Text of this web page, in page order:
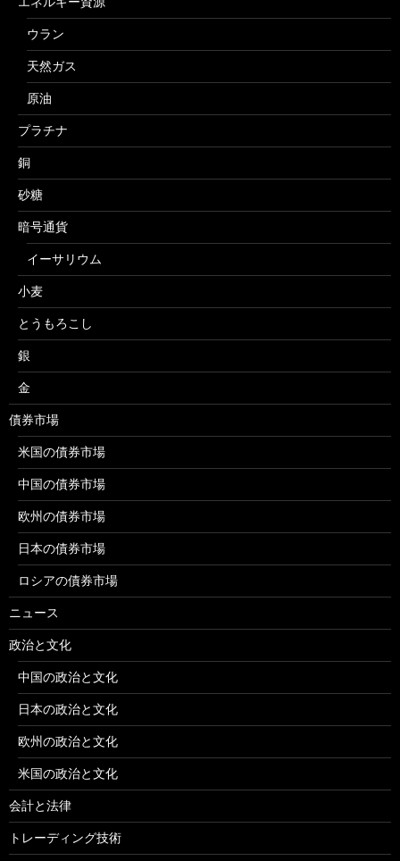
ウラン
天然ガス
原油
プラチナ
銅
砂糖
暗号通貨
イーサリウム
小麦
とうもろこし
銀
金
債券市場
米国の債券市場
中国の債券市場
欧州の債券市場
日本の債券市場
ロシアの債券市場
ニュース
政治と文化
中国の政治と文化
日本の政治と文化
欧州の政治と文化
米国の政治と文化
会計と法律
トレーディング技術